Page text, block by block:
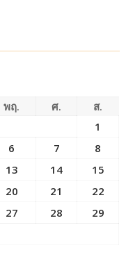
พฤ. ศ.
ส.
1
6 7
8
13 14
15
20 21
22
27 28
29